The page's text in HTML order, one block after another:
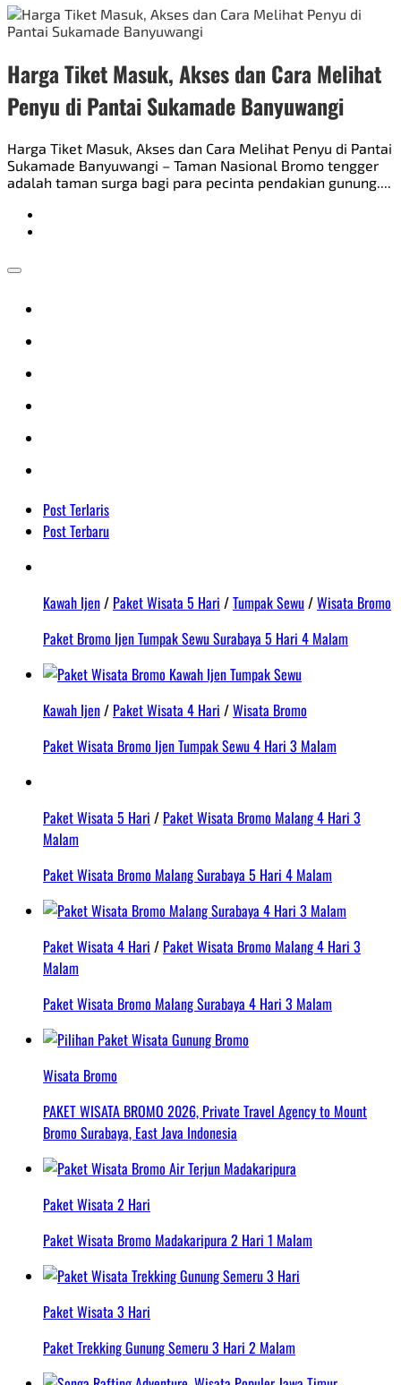
Harga Tiket Masuk, Akses dan Cara Melihat
Penyu di Pantai Sukamade Banyuwangi
Harga Tiket Masuk, Akses dan Cara Melihat Penyu di Pantai
Sukamade Banyuwangi – Taman Nasional Bromo tengger
adalah taman surga bagi para pecinta pendakian gunung....
Post Terlaris
Post Terbaru
Kawah Ijen/ Paket Wisata 5 Hari /Tumpak Sewu/Wisata Bromo
Paket Bromo Ijen Tumpak Sewu Surabaya 5 Hari 4 Malam
Kawah Ijen/ Paket Wisata 4 Hari /Wisata Bromo
Paket Wisata Bromo Ijen Tumpak Sewu 4 Hari 3 Malam
Paket Wisata 5 Hari / Paket Wisata Bromo Malang 4 Hari 3
Malam
Paket Wisata Bromo Malang Surabaya 5 Hari 4 Malam
Paket Wisata 4 Hari / Paket Wisata Bromo Malang 4 Hari 3
Malam
Paket Wisata Bromo Malang Surabaya 4 Hari 3 Malam
Wisata Bromo
PAKET WISATA BROMO 2026, Private Travel Agency to Mount
Bromo Surabaya, East Java Indonesia
Paket Wisata 2 Hari
Paket Wisata Bromo Madakaripura 2 Hari 1 Malam
Paket Wisata 3 Hari
Paket Trekking Gunung Semeru 3 Hari 2 Malam